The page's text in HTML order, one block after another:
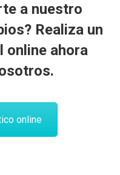
a nuestro
Realiza un
online ahora
online